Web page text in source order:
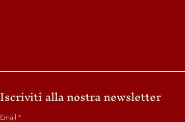
Iscriviti alla nostra newsletter
Email